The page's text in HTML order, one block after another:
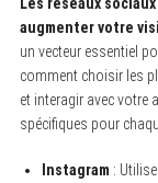
augmenter votre
un vecteur essentiel
comment choisir les
et interagir avec votre
spécifiques pour
Instagram :